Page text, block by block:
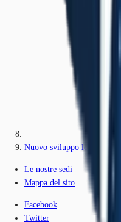
Nuovo sviluppo logistico a
Le nostre sedi
Mappa del sito
Facebook
Twitter